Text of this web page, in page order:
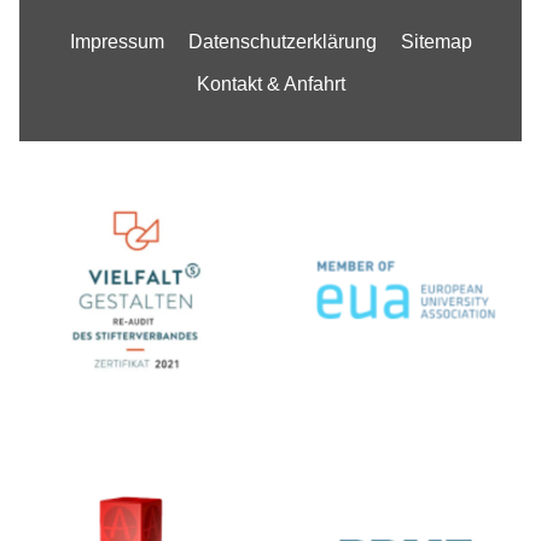
Impressum Datenschutzerklärung Sitemap
Kontakt & Anfahrt